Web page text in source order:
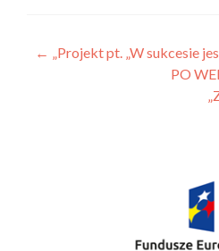
Nawigacja
← „Projekt pt. „W sukcesie
PO